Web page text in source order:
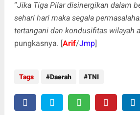
“Jika Tiga Pilar disinergikan dalam
sehari hari maka segala
tertangani dan kondusifitas wilayah
pungkasnya. [Arif/Jmp]
Tags Daerah TNI